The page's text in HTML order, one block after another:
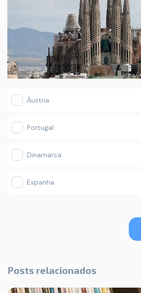
Áustria
Portugal
Dinamarca
Espanha
Posts relacionados